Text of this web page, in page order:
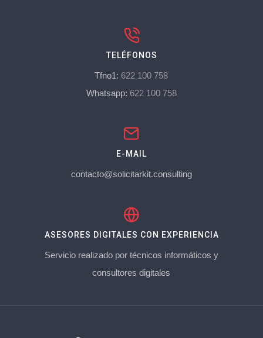
TELÉFONOS
Tfno1: 622 100 758
Whatsapp: 622 100 758
E-MAIL
contacto@solicitarkit.consulting
ASESORES DIGITALES CON EXPERIENCIA
Servicio realizado por técnicos informáticos y
consultores digitales